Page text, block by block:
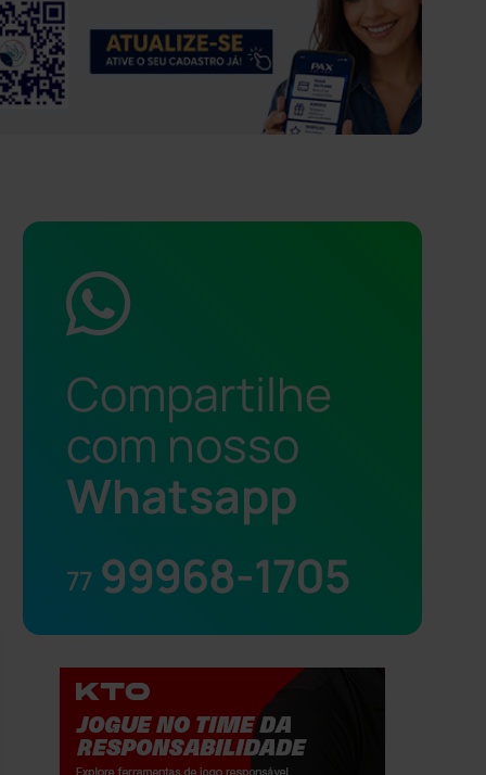
Compartilhe
com nosso
Whatsapp
77 99968-1705